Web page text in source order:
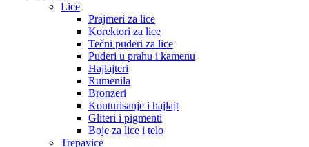
Lice
Prajmeri za lice
Korektori za lice
Tečni puderi za lice
Puderi u prahu i kamenu
Hajlajteri
Rumenila
Bronzeri
Konturisanje i hajlajt
Gliteri i pigmenti
Boje za lice i telo
Trepavice